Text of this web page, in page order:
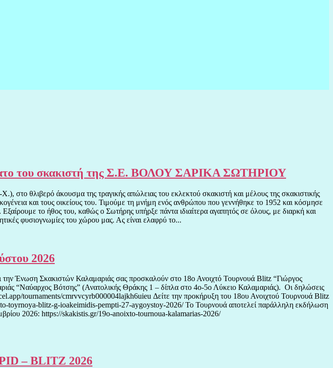
του σκακιστή της Σ.Ε. ΒΟΛΟΥ ΣΑΡΙΚΑ ΣΩΤΗΡΙΟΥ
θλιβερό άκουσμα της τραγικής απώλειας του εκλεκτού σκακιστή και μέλους της σκακιστικής
και τους οικείους του. Τιμούμε τη μνήμη ενός ανθρώπου που γεννήθηκε το 1952 και κόσμησε
το ήθος του, καθώς ο Σωτήρης υπήρξε πάντα ιδιαίτερα αγαπητός σε όλους, με διαρκή και
φυσιογνωμίες του χώρου μας. Ας είναι ελαφρύ το...
2026
Ένωση Σκακιστών Καλαμαριάς σας προσκαλούν στο 18ο Ανοιχτό Τουρνουά Blitz “Γιώργος
“Ναύαρχος Βότσης” (Ανατολικής Θράκης 1 – δίπλα στο 4ο-5ο Λύκειο Καλαμαριάς). Οι δηλώσεις
tournaments/cmrvvcyrb000004lajkh6uieu Δείτε την προκήρυξη του 18ου Ανοιχτού Τουρνουά Blitz
toyrnoya-blitz-g-ioakeimidis-pempti-27-aygoystoy-2026/ Το Τουρνουά αποτελεί παράλληλη εκδήλωση
2026: https://skakistis.gr/19o-anoixto-tournoua-kalamarias-2026/
– BLITZ 2026